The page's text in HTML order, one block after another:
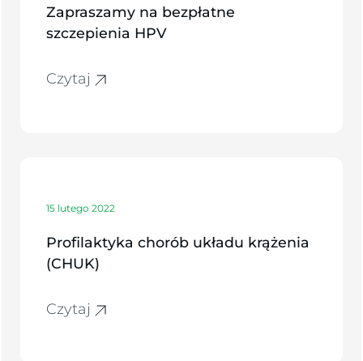
Zapraszamy na bezpłatne
szczepienia HPV
Czytaj
15 lutego 2022
Profilaktyka chorób układu krążenia
(CHUK)
Czytaj